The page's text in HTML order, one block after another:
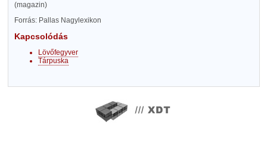
(magazin)
Forrás: Pallas Nagylexikon
Kapcsolódás
Lövőfegyver
Tárpuska